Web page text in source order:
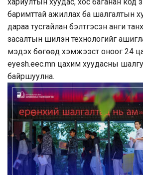
баримттай ажиллах ба шалгалтын
дараа тусгайлан бэлтгэсэн анги
засалтын шилэн технологийг
мэдэх бөгөөд хэмжээст оноог 24
eyesh.eec.mn цахим хуудасны
байршуулна.